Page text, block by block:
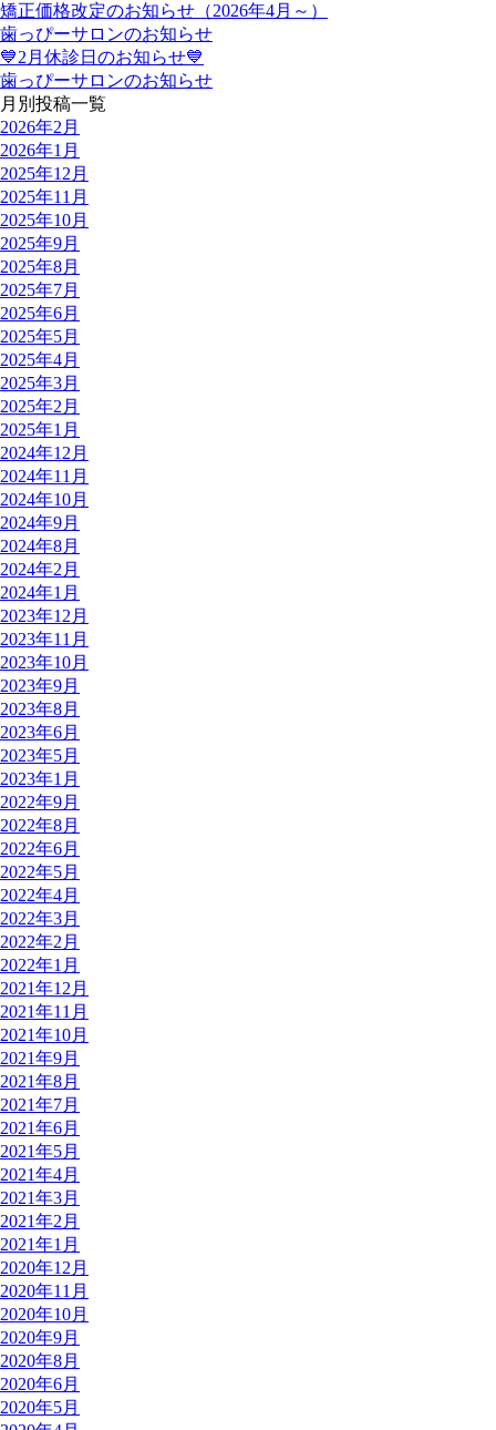
矯正価格改定のお知らせ（2026年4月～）
歯っぴーサロンのお知らせ
💙2月休診日のお知らせ💙
歯っぴーサロンのお知らせ
月別投稿一覧
2026年2月
2026年1月
2025年12月
2025年11月
2025年10月
2025年9月
2025年8月
2025年7月
2025年6月
2025年5月
2025年4月
2025年3月
2025年2月
2025年1月
2024年12月
2024年11月
2024年10月
2024年9月
2024年8月
2024年2月
2024年1月
2023年12月
2023年11月
2023年10月
2023年9月
2023年8月
2023年6月
2023年5月
2023年1月
2022年9月
2022年8月
2022年6月
2022年5月
2022年4月
2022年3月
2022年2月
2022年1月
2021年12月
2021年11月
2021年10月
2021年9月
2021年8月
2021年7月
2021年6月
2021年5月
2021年4月
2021年3月
2021年2月
2021年1月
2020年12月
2020年11月
2020年10月
2020年9月
2020年8月
2020年6月
2020年5月